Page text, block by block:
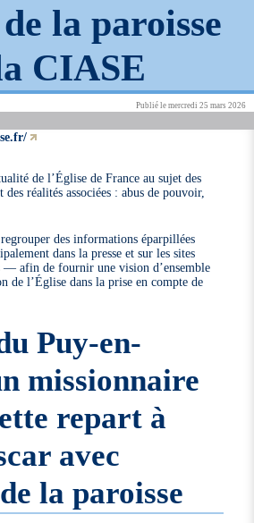
la paroisse
CIASE
Publié le mercredi 25 mars 2026
de l’Église de France au sujet des
des réalités associées : abus de pouvoir,
des informations éparpillées
dans la presse et sur les sites
— afin de fournir une vision d’ensemble
de l’Église dans la prise en compte de
Puy-en-
missionnaire
repart à
avec
la paroisse